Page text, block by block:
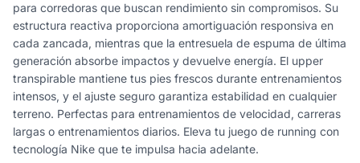
para corredoras que buscan rendimiento sin compromisos. Su
estructura reactiva proporciona amortiguación responsiva en
cada zancada, mientras que la entresuela de espuma de última
generación absorbe impactos y devuelve energía. El upper
transpirable mantiene tus pies frescos durante entrenamientos
intensos, y el ajuste seguro garantiza estabilidad en cualquier
terreno. Perfectas para entrenamientos de velocidad, carreras
largas o entrenamientos diarios. Eleva tu juego de running con
tecnología Nike que te impulsa hacia adelante.